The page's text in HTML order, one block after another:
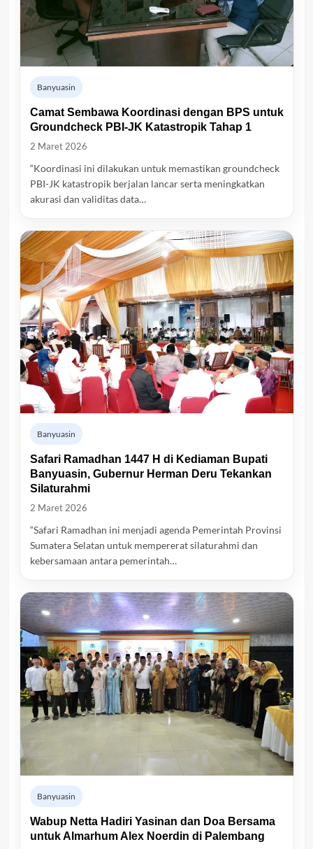
Banyuasin
Camat Sembawa Koordinasi dengan BPS untuk
Groundcheck PBI-JK Katastropik Tahap 1
2 Maret 2026
“Koordinasi ini dilakukan untuk memastikan groundcheck
PBI-JK katastropik berjalan lancar serta meningkatkan
akurasi dan validitas data…
Banyuasin
Safari Ramadhan 1447 H di Kediaman Bupati
Banyuasin, Gubernur Herman Deru Tekankan
Silaturahmi
2 Maret 2026
“Safari Ramadhan ini menjadi agenda Pemerintah Provinsi
Sumatera Selatan untuk mempererat silaturahmi dan
kebersamaan antara pemerintah…
Banyuasin
Wabup Netta Hadiri Yasinan dan Doa Bersama
untuk Almarhum Alex Noerdin di Palembang